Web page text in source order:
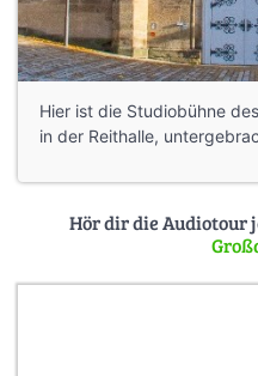
Hier ist die Studiobühne
in der Reithalle,
Hör dir die Audiotour